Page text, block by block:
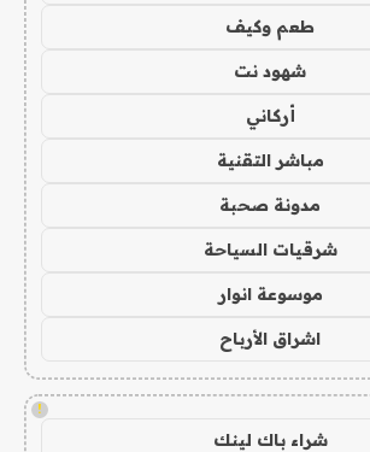
طعم وكيف
شهود نت
أركاني
مباشر التقنية
مدونة صحبة
شرقيات السياحة
موسوعة انوار
اشراق الأرباح
!
شراء باك لينك